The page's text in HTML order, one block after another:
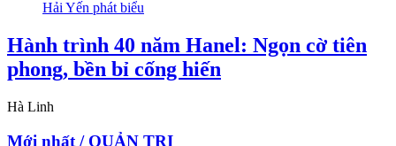
Hành trình 40 năm Hanel: Ngọn cờ tiên
phong, bền bỉ cống hiến
Hà Linh
Mới nhất / QUẢN TRỊ